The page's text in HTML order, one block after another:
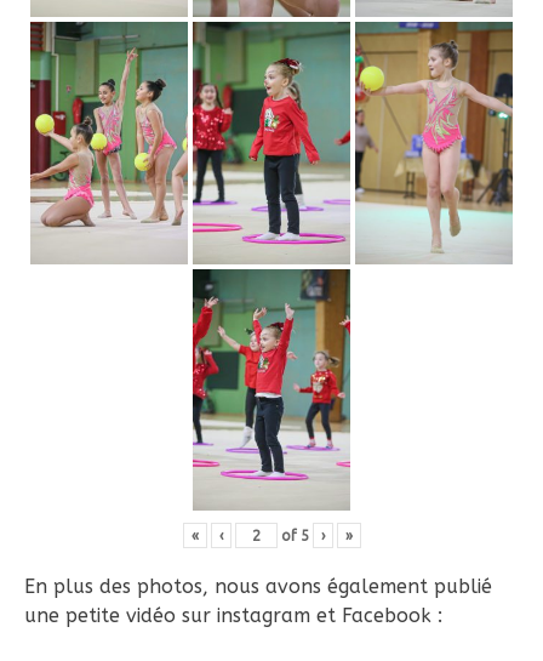
« ‹ of 5 › »
En plus des photos, nous avons également publié
une petite vidéo sur instagram et Facebook :